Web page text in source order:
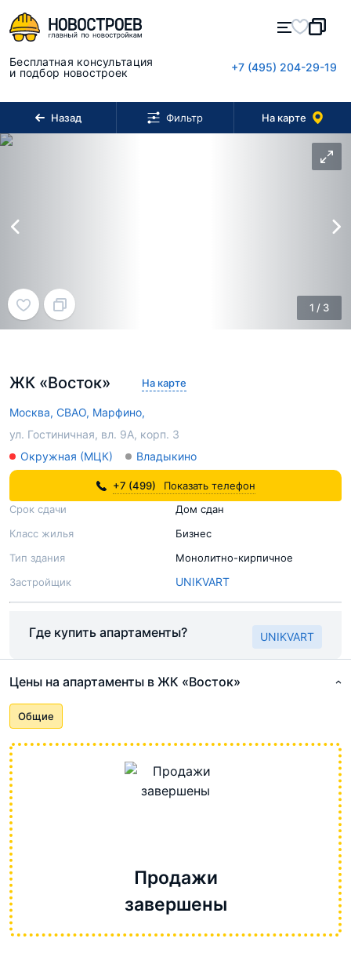
Бесплатная консультация
и подбор новостроек
+7 (495) 204-29-19
Назад Фильтр На карте
ЖК «Восток» На карте
Москва, СВАО, Марфино,
ул. Гостиничная, вл. 9А, корп. 3
Окружная (МЦК)
Владыкино
1 / 3
Срок сдачи
Дом сдан
Класс жилья
Бизнес
Тип здания
Монолитно-кирпичное
Застройщик
UNIKVART
+7 (499) Показать телефон
Где купить апартаменты? UNIKVART
Цены на апартаменты в ЖК «Восток»
Общие
Продажи
завершены